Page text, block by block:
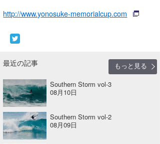
http://www.yonosuke-memorialcup.com
最近の記事
もっと見る
Southern Storm vol-3
08月10日
Southern Storm vol-2
08月09日